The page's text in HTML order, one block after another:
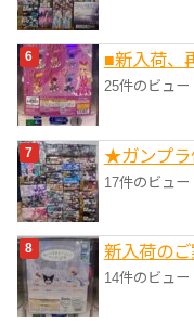
■新入荷、
25件のビュー
★ガンプラ
17件のビュー
新入荷の
14件のビュー